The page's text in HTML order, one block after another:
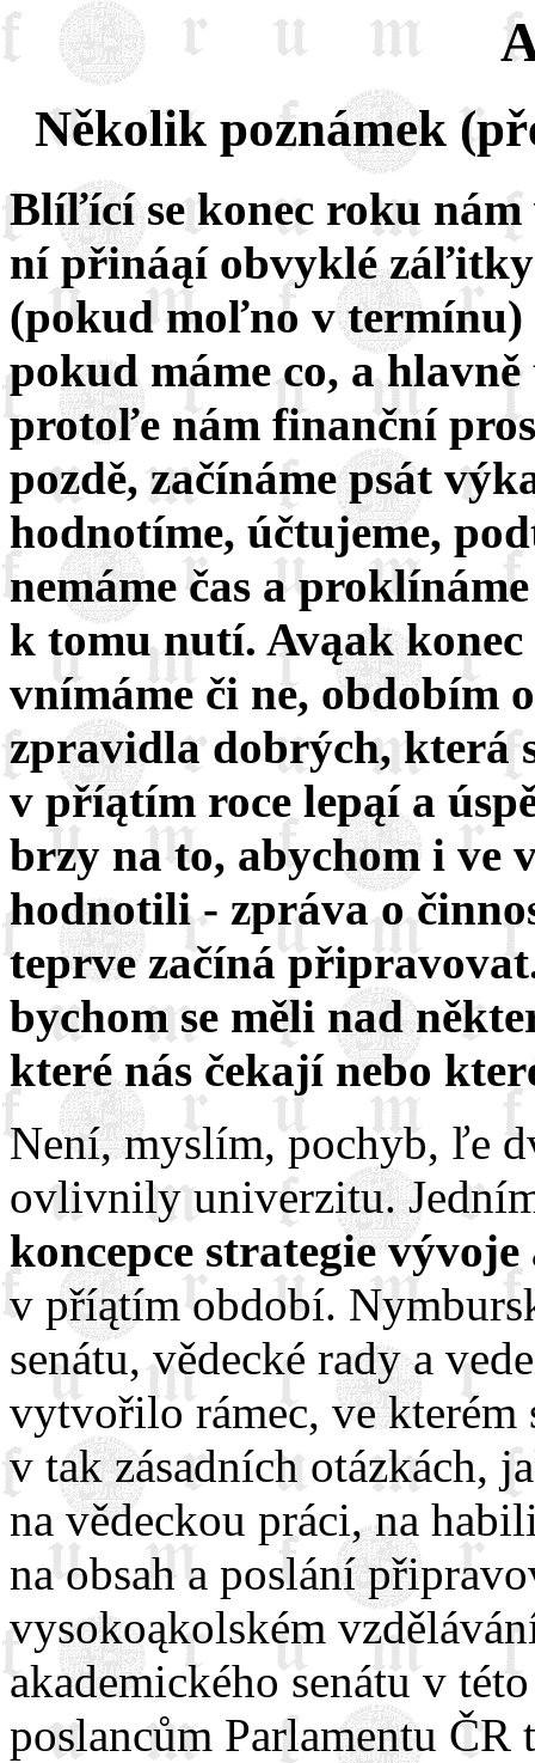
Několik poznámek
Blíľící se konec roku nám
ní přináąí obvyklé
(pokud moľno v
pokud máme co, a
protoľe nám finanční
pozdě, začínáme psát
hodnotíme, účtujeme,
nemáme čas a
k tomu nutí. Avąak
vnímáme či ne, obdobím
zpravidla dobrých, která
v příątím roce lepąí a
brzy na to, abychom i ve
hodnotili - zpráva o
teprve začíná
bychom se měli nad
které nás čekají nebo
Není, myslím, pochyb, ľe
ovlivnily univerzitu.
koncepce strategie
v příątím období.
senátu, vědecké rady a
vytvořilo rámec, ve
v tak zásadních otázkách,
na vědeckou práci, na
na obsah a poslání
vysokoąkolském
akademického senátu v
poslancům Parlamentu